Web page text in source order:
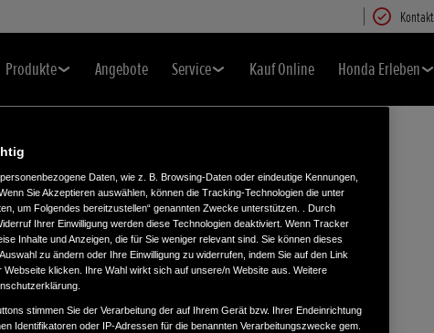
Kontakt
Produkte Angebote Service Kauf Online Honda Erleben
Daten, wie z. B. Browsing-Daten oder eindeutige Kennungen,
Sie Akzeptieren auswählen, können die Tracking-Technologien die unter
um Folgendes bereitzustellen“ genannten Zwecke unterstützen. . Durch
Ihrer Einwilligung werden diese Technologien deaktiviert. Wenn Tracker
Inhalte und Anzeigen, die für Sie weniger relevant sind. Sie können dieses
zu ändern oder Ihre Einwilligung zu widerrufen, indem Sie auf den Link
Webseite klicken. Ihre Wahl wirkt sich auf unsere/n Website aus. Weitere
stimmen Sie der Verarbeitung der auf Ihrem Gerät bzw. Ihrer Endeinrichtung
Identifikatoren oder IP-Adressen für die benannten Verarbeitungszwecke gem.